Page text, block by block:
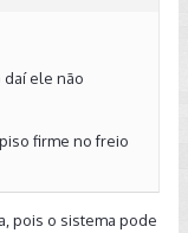
daí ele não
firme no freio
pois o sistema pode